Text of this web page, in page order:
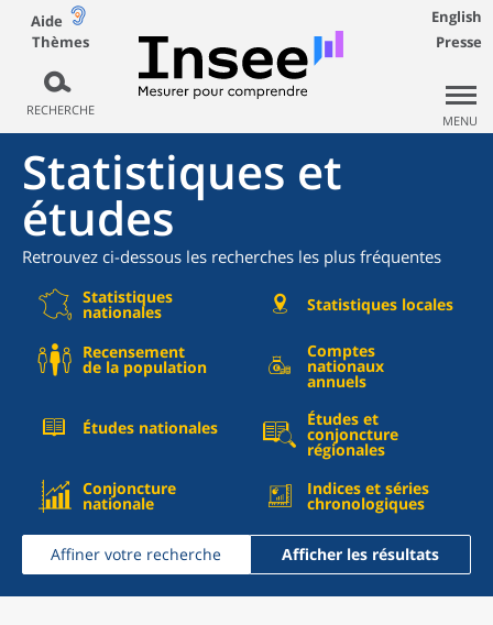
Aide
Thèmes
RECHERCHE
English
Presse
MENU
Statistiques et
études
Retrouvez ci-dessous les recherches les plus fréquentes
Statistiques
nationales Statistiques locales
Recensement
de la population
Comptes
nationaux
annuels
Études nationales Études et
conjoncture
régionales
Conjoncture
nationale
Indices et séries
chronologiques
Affiner votre recherche Afficher les résultats